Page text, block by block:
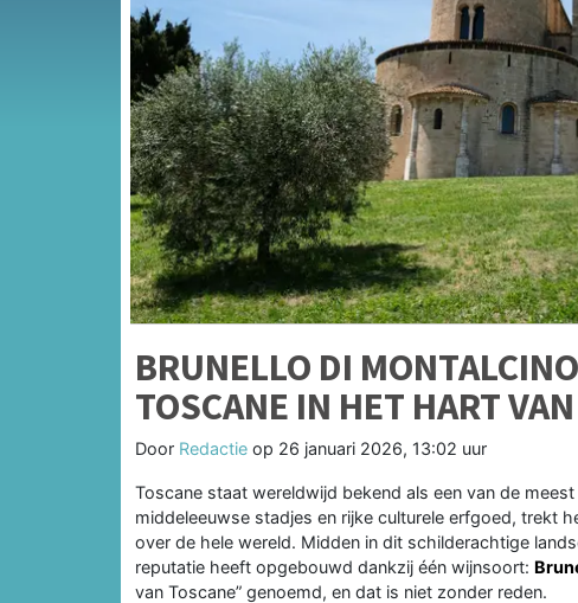
BRUNELLO DI
TOSCANE IN HET HART
Door Redactie op 26 januari 2026, 13:02 uur
Toscane staat wereldwijd bekend als een van de
middeleeuwse stadjes en rijke culturele erfgoed, trekt
over de hele wereld. Midden in dit schilderachtige
reputatie heeft opgebouwd dankzij één wijnsoort:
van Toscane” genoemd, en dat is niet zonder reden.